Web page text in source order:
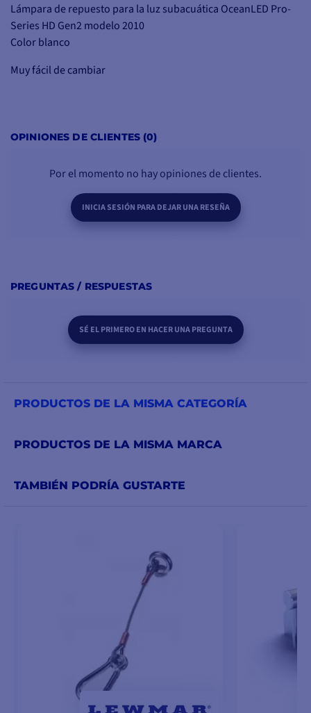
Lámpara de repuesto para la luz subacuática OceanLED Pro-
Series HD Gen2 modelo 2010
Color blanco
Muy fácil de cambiar
OPINIONES DE CLIENTES (0)
Por el momento no hay opiniones de clientes.
INICIA SESIÓN PARA DEJAR UNA RESEÑA
PREGUNTAS / RESPUESTAS
SÉ EL PRIMERO EN HACER UNA PREGUNTA
PRODUCTOS DE LA MISMA CATEGORÍA
PRODUCTOS DE LA MISMA MARCA
TAMBIÉN PODRÍA GUSTARTE